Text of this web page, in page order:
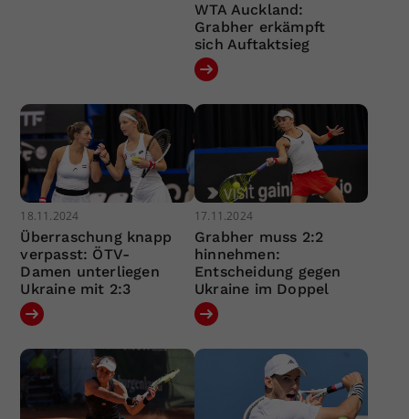
WTA Auckland:
Grabher erkämpft
sich Auftaktsieg
18.11.2024
Überraschung knapp
verpasst: ÖTV-
Damen unterliegen
Ukraine mit 2:3
17.11.2024
Grabher muss 2:2
hinnehmen:
Entscheidung gegen
Ukraine im Doppel